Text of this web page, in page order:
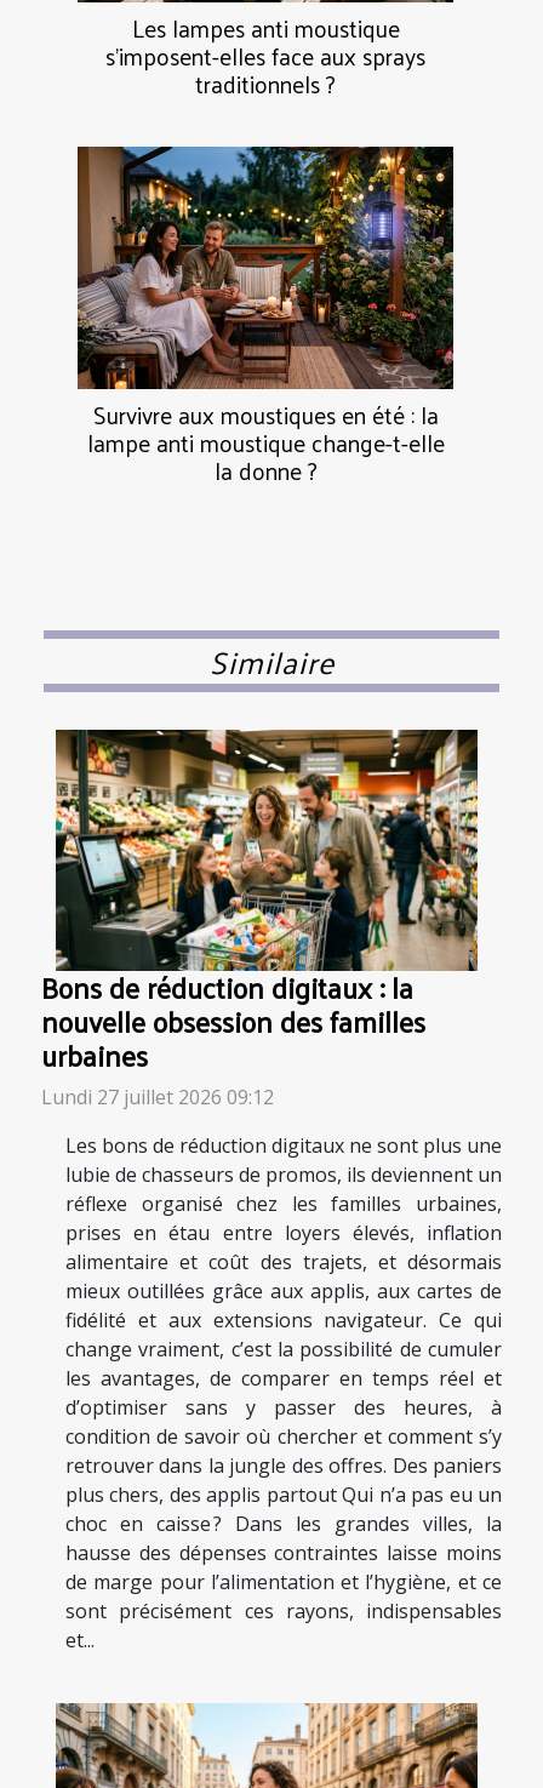
Les lampes anti moustique
s’imposent-elles face aux sprays
traditionnels ?
Survivre aux moustiques en été : la
lampe anti moustique change-t-elle
la donne ?
Similaire
Bons de réduction digitaux : la
nouvelle obsession des familles
urbaines
Lundi 27 juillet 2026 09:12
Les bons de réduction digitaux ne sont plus une
lubie de chasseurs de promos, ils deviennent un
réflexe organisé chez les familles urbaines,
prises en étau entre loyers élevés, inflation
alimentaire et coût des trajets, et désormais
mieux outillées grâce aux applis, aux cartes de
fidélité et aux extensions navigateur. Ce qui
change vraiment, c’est la possibilité de cumuler
les avantages, de comparer en temps réel et
d’optimiser sans y passer des heures, à
condition de savoir où chercher et comment s’y
retrouver dans la jungle des offres. Des paniers
plus chers, des applis partout Qui n’a pas eu un
choc en caisse ? Dans les grandes villes, la
hausse des dépenses contraintes laisse moins
de marge pour l’alimentation et l’hygiène, et ce
sont précisément ces rayons, indispensables
et...